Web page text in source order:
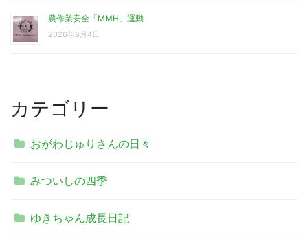
農作業安全「MMH」運動
2026年8月4日
カテゴリー
おがわじゅりさんの日々
みついしの四季
ゆきちゃん成長日記